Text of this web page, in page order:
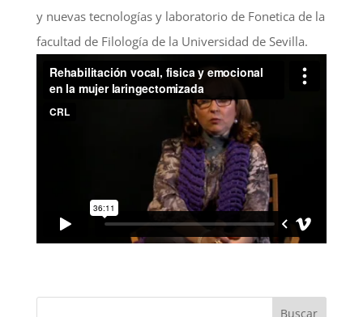
y nuevas tecnologías y laboratorio de Fonetica de la
facultad de Filología de la Universidad de Sevilla.